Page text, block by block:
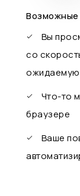
Возможные
Вы
со
ожидаемую
Что-то
браузере
Ваше